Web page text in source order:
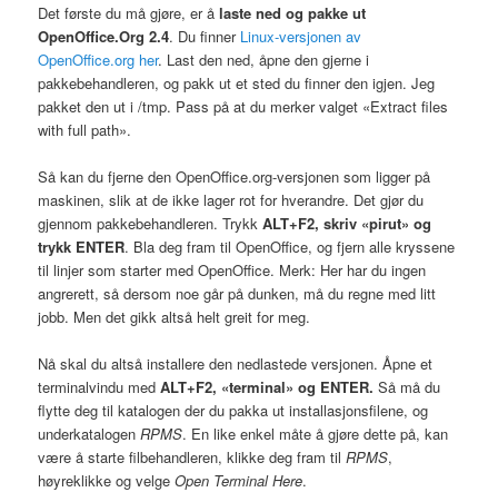
Det første du må gjøre, er ålaste ned og pakke ut
OpenOffice.Org 2.4. Du finner Linux-versjonen av
OpenOffice.org her. Last den ned, åpne den gjerne i
pakkebehandleren, og pakk ut et sted du finner den igjen. Jeg
pakket den ut i /tmp. Pass på at du merker valget «Extract files
with full path».
Så kan du fjerne den OpenOffice.org-versjonen som ligger på
maskinen, slik at de ikke lager rot for hverandre. Det gjør du
gjennom pakkebehandleren. TrykkALT+F2, skriv «pirut» og
trykk ENTER. Bla deg fram til OpenOffice, og fjern alle kryssene
til linjer som starter med OpenOffice. Merk: Her har du ingen
angrerett, så dersom noe går på dunken, må du regne med litt
jobb. Men det gikk altså helt greit for meg.
Nå skal du altså installere den nedlastede versjonen. Åpne et
terminalvindu medALT+F2, «terminal» og ENTER. Så må du
flytte deg til katalogen der du pakka ut installasjonsfilene, og
underkatalogenRPMS. En like enkel måte å gjøre dette på, kan
være å starte filbehandleren, klikke deg fram tilRPMS,
høyreklikke og velgeOpen Terminal Here.